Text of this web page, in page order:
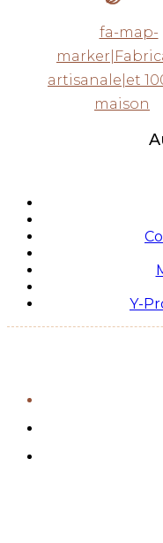
fa-map-
artisanale|et
maison
Y-